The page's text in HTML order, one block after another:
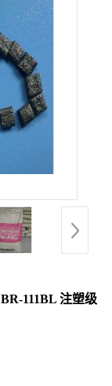
111BL 注塑级